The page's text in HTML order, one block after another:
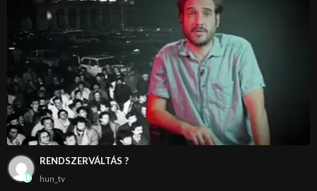
RENDSZERVÁLTÁS ?
hun_tv